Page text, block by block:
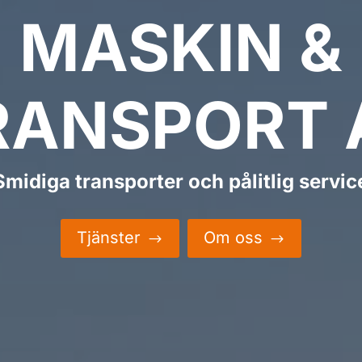
MASKIN &
transporter och pålitlig
Tjänster $ Om oss $